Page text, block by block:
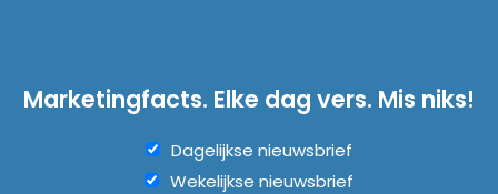
Marketingfacts. Elke dag vers. Mis niks!
Dagelijkse nieuwsbrief
Wekelijkse nieuwsbrief